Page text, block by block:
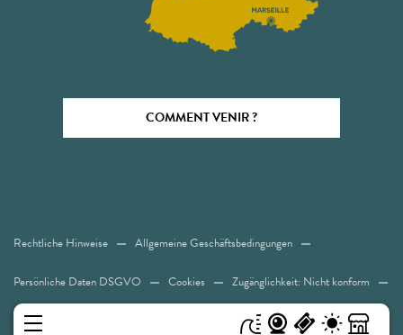
COMMENT VENIR ?
Rechtliche Hinweise Allgemeine Geschäftsbedingungen
Persönliche Daten DSGVO Cookies Zugänglichkeit: Nicht konform
Sitemap